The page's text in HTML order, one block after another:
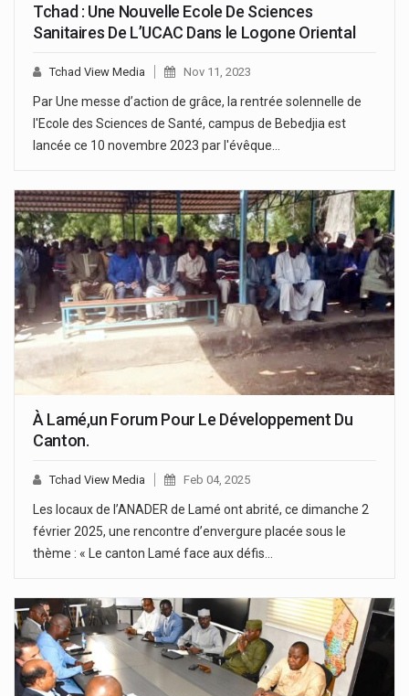
Tchad : Une Nouvelle Ecole De Sciences
Sanitaires De L’UCAC Dans le Logone Oriental
Tchad View Media Nov 11, 2023
Par Une messe d’action de grâce, la rentrée solennelle de
l'Ecole des Sciences de Santé, campus de Bebedjia est
lancée ce 10 novembre 2023 par l'évêque…
À Lamé,un Forum Pour Le Développement Du
Canton.
Tchad View Media Feb 04, 2025
Les locaux de l’ANADER de Lamé ont abrité, ce dimanche 2
février 2025, une rencontre d’envergure placée sous le
thème : « Le canton Lamé face aux défis…